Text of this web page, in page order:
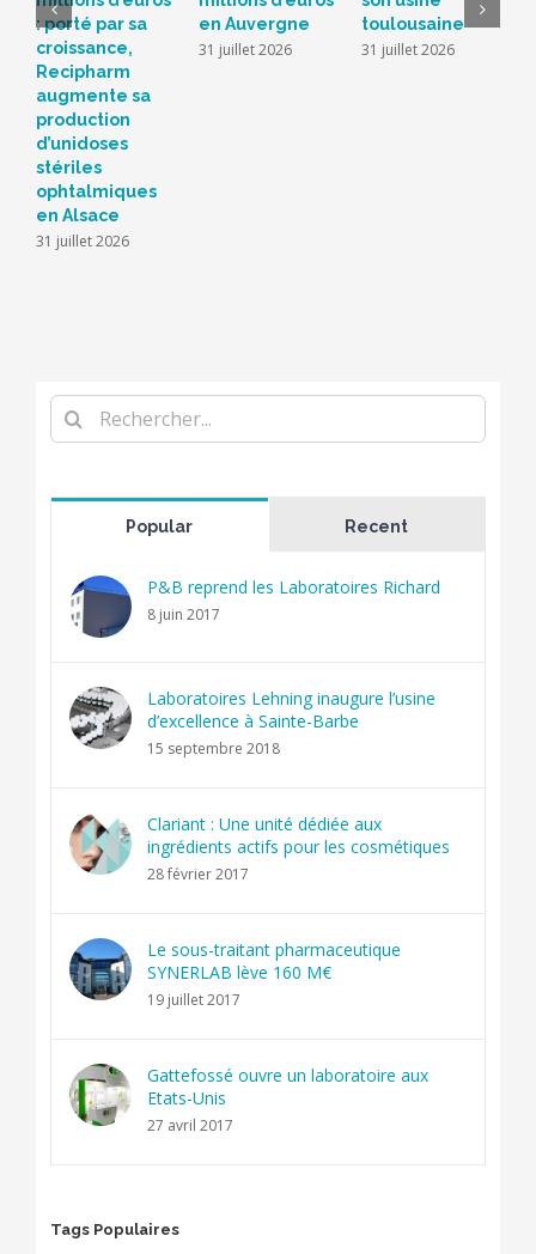
: porté par sa
croissance,
Recipharm
augmente sa
production
d’unidoses
stériles
ophtalmiques
en Alsace
31 juillet 2026
en Auvergne
31 juillet 2026
toulousaine
31 juillet 2026
Rechercher
Popular Recent
P&B reprend les Laboratoires Richard
8 juin 2017
Laboratoires Lehning inaugure l’usine
d’excellence à Sainte-Barbe
15 septembre 2018
Clariant : Une unité dédiée aux
ingrédients actifs pour les cosmétiques
28 février 2017
Le sous-traitant pharmaceutique
SYNERLAB lève 160 M€
19 juillet 2017
Gattefossé ouvre un laboratoire aux
Etats-Unis
27 avril 2017
Tags Populaires